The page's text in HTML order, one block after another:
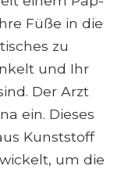
Füße in die
zu
und Ihr
Der Arzt
ein. Dieses
Kunststoff
um die